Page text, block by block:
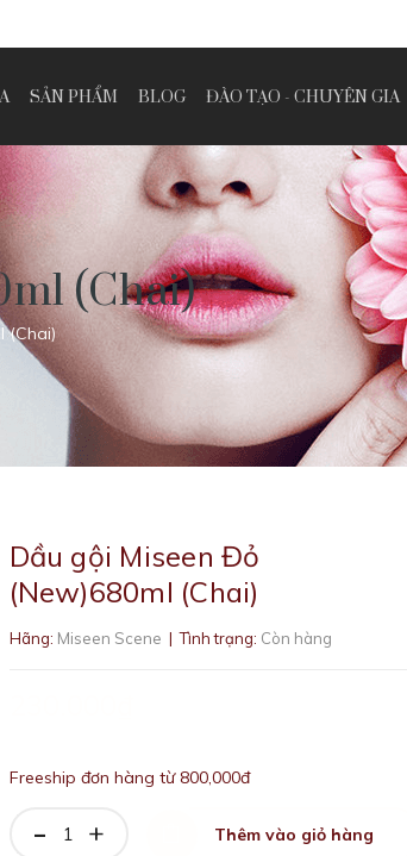
SẢN PHẨM BLOG ĐÀO TẠO - CHUYÊN GIA
(Chai)
(Chai)
Dầu gội Miseen Đỏ
(New)680ml (Chai)
Hãng: Miseen Scene | Tình trạng: Còn hàng
Freeship đơn hàng từ 800,000đ
- + Thêm vào giỏ hàng